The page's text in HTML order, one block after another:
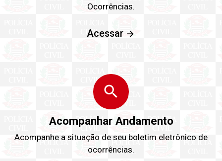
Ocorrências.
Acessar
search
Acompanhar Andamento
Acompanhe a situação de seu boletim eletrônico de
ocorrências.